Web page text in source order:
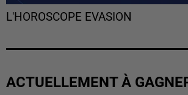
L'HOROSCOPE EVASION
ACTUELLEMENT À